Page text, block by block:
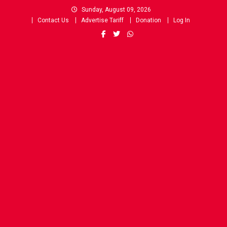
Sunday, August 09, 2026
Contact Us
Advertise Tariff Donation Log In